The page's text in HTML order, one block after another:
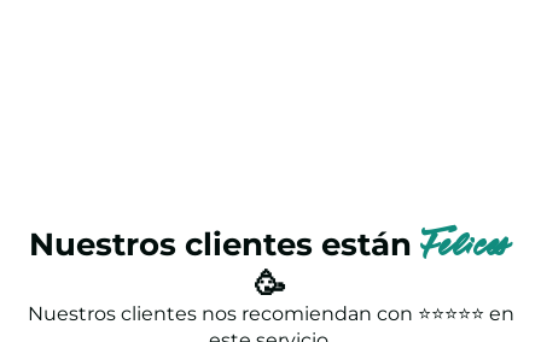
Nuestros clientes están Felices
🥳
Nuestros clientes nos recomiendan con ⭐⭐⭐⭐⭐ en